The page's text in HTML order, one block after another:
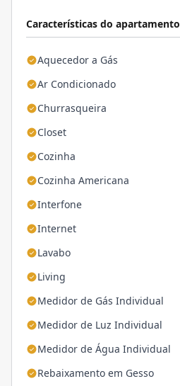
Características do apartamento
Aquecedor a Gás
Ar Condicionado
Churrasqueira
Closet
Cozinha
Cozinha Americana
Interfone
Internet
Lavabo
Living
Medidor de Gás Individual
Medidor de Luz Individual
Medidor de Água Individual
Rebaixamento em Gesso